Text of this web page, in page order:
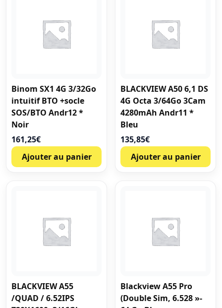
Binom SX1 4G 3/32Go
intuitif BTO +socle
SOS/BTO Andr12 *
Noir
161,25€
Ajouter au panier
BLACKVIEW A50 6,1 DS
4G Octa 3/64Go 3Cam
4280mAh Andr11 *
Bleu
135,85€
Ajouter au panier
BLACKVIEW A55
/QUAD / 6.52IPS
Blackview A55 Pro
(Double Sim, 6.528 »-